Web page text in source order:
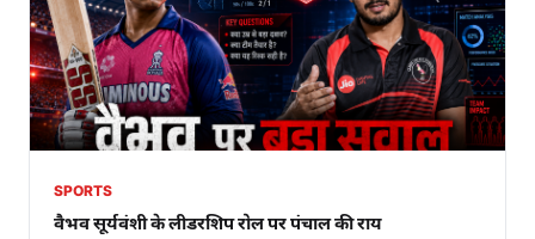
SPORTS
वैभव सूर्यवंशी के लीडरशिप रोल पर पंचाल की राय